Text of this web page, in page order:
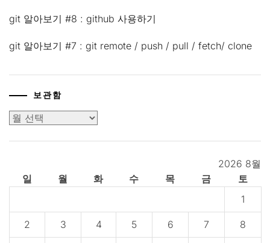
git 알아보기 #8 : github 사용하기
git 알아보기 #7 : git remote / push / pull / fetch/ clone
보관함
보
2026 8월
일
월 화 수 목 금
토
1
2 3 4 5 6 7 8